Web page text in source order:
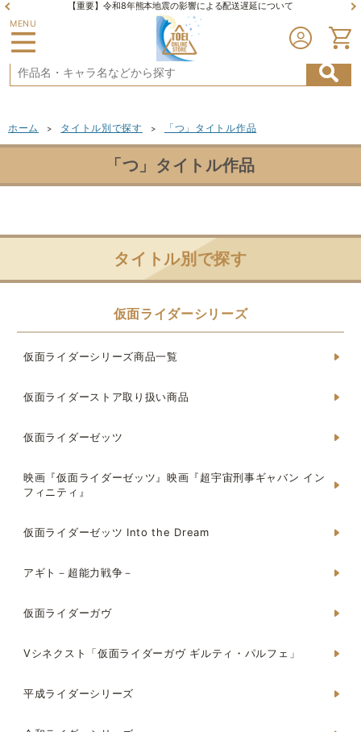
【重要】令和8年熊本地震の影響による配送遅延について
MENU
ホーム > タイトル別で探す > 「つ」タイトル作品
「つ」タイトル作品
タイトル別で探す
仮面ライダーシリーズ
仮面ライダーシリーズ商品一覧
仮面ライダーストア取り扱い商品
仮面ライダーゼッツ
映画『仮面ライダーゼッツ』映画『超宇宙刑事ギャバン イン
フィニティ』
仮面ライダーゼッツ Into the Dream
アギト－超能力戦争－
仮面ライダーガヴ
Vシネクスト「仮面ライダーガヴ ギルティ・パルフェ」
平成ライダーシリーズ